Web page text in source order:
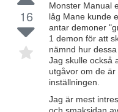
16
Monster Manual
låg Mane kunde
antar demoner
1 demon för att
nämnd hur
Jag skulle också
utgåvor om de
inställningen.
Jag är mest